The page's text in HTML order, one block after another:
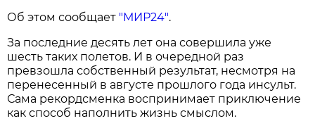
Об этом сообщает "МИР24".
За последние десять лет она совершила уже
шесть таких полетов. И в очередной раз
превзошла собственный результат, несмотря на
перенесенный в августе прошлого года инсульт.
Сама рекордсменка воспринимает приключение
как способ наполнить жизнь смыслом.